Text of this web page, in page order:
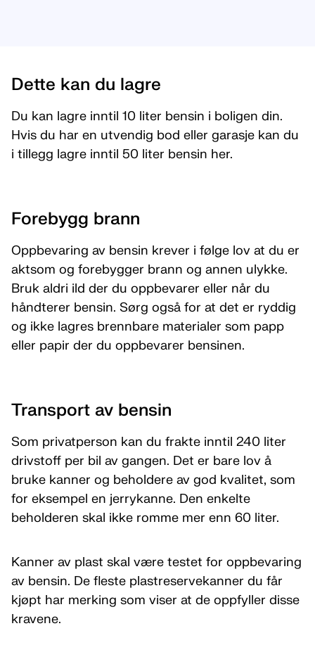
Dette kan du lagre
Du kan lagre inntil 10 liter bensin i boligen din.
Hvis du har en utvendig bod eller garasje kan du
i tillegg lagre inntil 50 liter bensin her.
Forebygg brann
Oppbevaring av bensin krever i følge lov at du er
aktsom og forebygger brann og annen ulykke.
Bruk aldri ild der du oppbevarer eller når du
håndterer bensin. Sørg også for at det er ryddig
og ikke lagres brennbare materialer som papp
eller papir der du oppbevarer bensinen.
Transport av bensin
Som privatperson kan du frakte inntil 240 liter
drivstoff per bil av gangen. Det er bare lov å
bruke kanner og beholdere av god kvalitet, som
for eksempel en jerrykanne. Den enkelte
beholderen skal ikke romme mer enn 60 liter.
Kanner av plast skal være testet for oppbevaring
av bensin. De fleste plastreservekanner du får
kjøpt har merking som viser at de oppfyller disse
kravene.